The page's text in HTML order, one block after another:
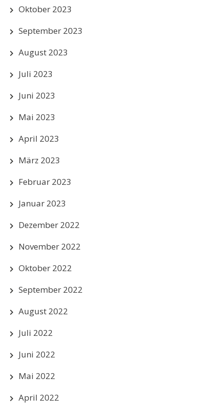
Oktober 2023
September 2023
August 2023
Juli 2023
Juni 2023
Mai 2023
April 2023
März 2023
Februar 2023
Januar 2023
Dezember 2022
November 2022
Oktober 2022
September 2022
August 2022
Juli 2022
Juni 2022
Mai 2022
April 2022